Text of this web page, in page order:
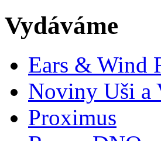
Vydáváme
Ears & Wind
Noviny Uši a
Proximus